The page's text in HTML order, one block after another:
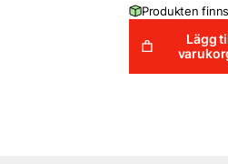
Produkten
Lägg